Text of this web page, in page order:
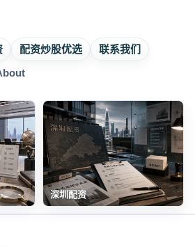
配资炒股优选
联系我们
深圳配资